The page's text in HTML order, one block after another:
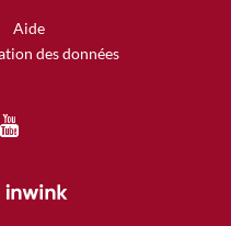
Aide
des données